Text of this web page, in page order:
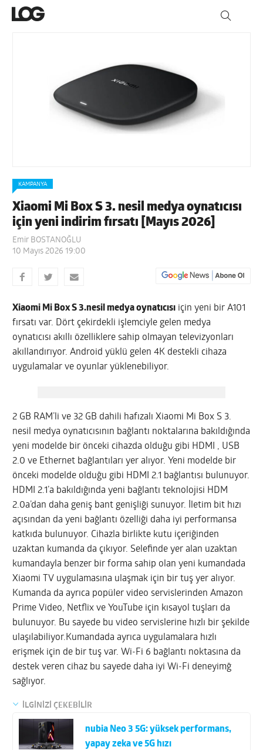
KAMPANYA
Xiaomi Mi Box S 3. nesil medya oynatıcısı
için yeni indirim fırsatı [Mayıs 2026]
Emir BOSTANOĞLU
10 Mayıs 2026 19:00
Xiaomi Mi Box S 3.nesil medya oynatıcısı için yeni bir A101
fırsatı var. Dört çekirdekli işlemciyle gelen medya
oynatıcısı akıllı özelliklere sahip olmayan televizyonları
akıllandırıyor. Android yüklü gelen 4K destekli cihaza
uygulamalar ve oyunlar yüklenebiliyor.
2 GB RAM’li ve 32 GB dahili hafızalı Xiaomi Mi Box S 3.
nesil medya oynatıcısının bağlantı noktalarına bakıldığında
yeni modelde bir önceki cihazda olduğu gibi HDMI , USB
2.0 ve Ethernet bağlantıları yer alıyor. Yeni modelde bir
önceki modelde olduğu gibi HDMI 2.1 bağlantısı bulunuyor.
HDMI 2.1’a bakıldığında yeni bağlantı teknolojisi HDM
2.0a’dan daha geniş bant genişliği sunuyor. İletim bit hızı
açısından da yeni bağlantı özelliği daha iyi performansa
katkıda bulunuyor. Cihazla birlikte kutu içeriğinden
uzaktan kumanda da çıkıyor. Selefinde yer alan uzaktan
kumandayla benzer bir forma sahip olan yeni kumandada
Xiaomi TV uygulamasına ulaşmak için bir tuş yer alıyor.
Kumanda da ayrıca popüler video servislerinden Amazon
Prime Video, Netflix ve YouTube için kısayol tuşları da
bulunuyor. Bu sayede bu video servislerine hızlı bir şekilde
ulaşılabiliyor.Kumandada ayrıca uygulamalara hızlı
erişmek için de bir tuş var. Wi-Fi 6 bağlantı noktasına da
destek veren cihaz bu sayede daha iyi Wi-Fi deneyimğ
sağlıyor.
İLGİNİZİ ÇEKEBİLİR
nubia Neo 3 5G: yüksek performans,
yapay zeka ve 5G hızı